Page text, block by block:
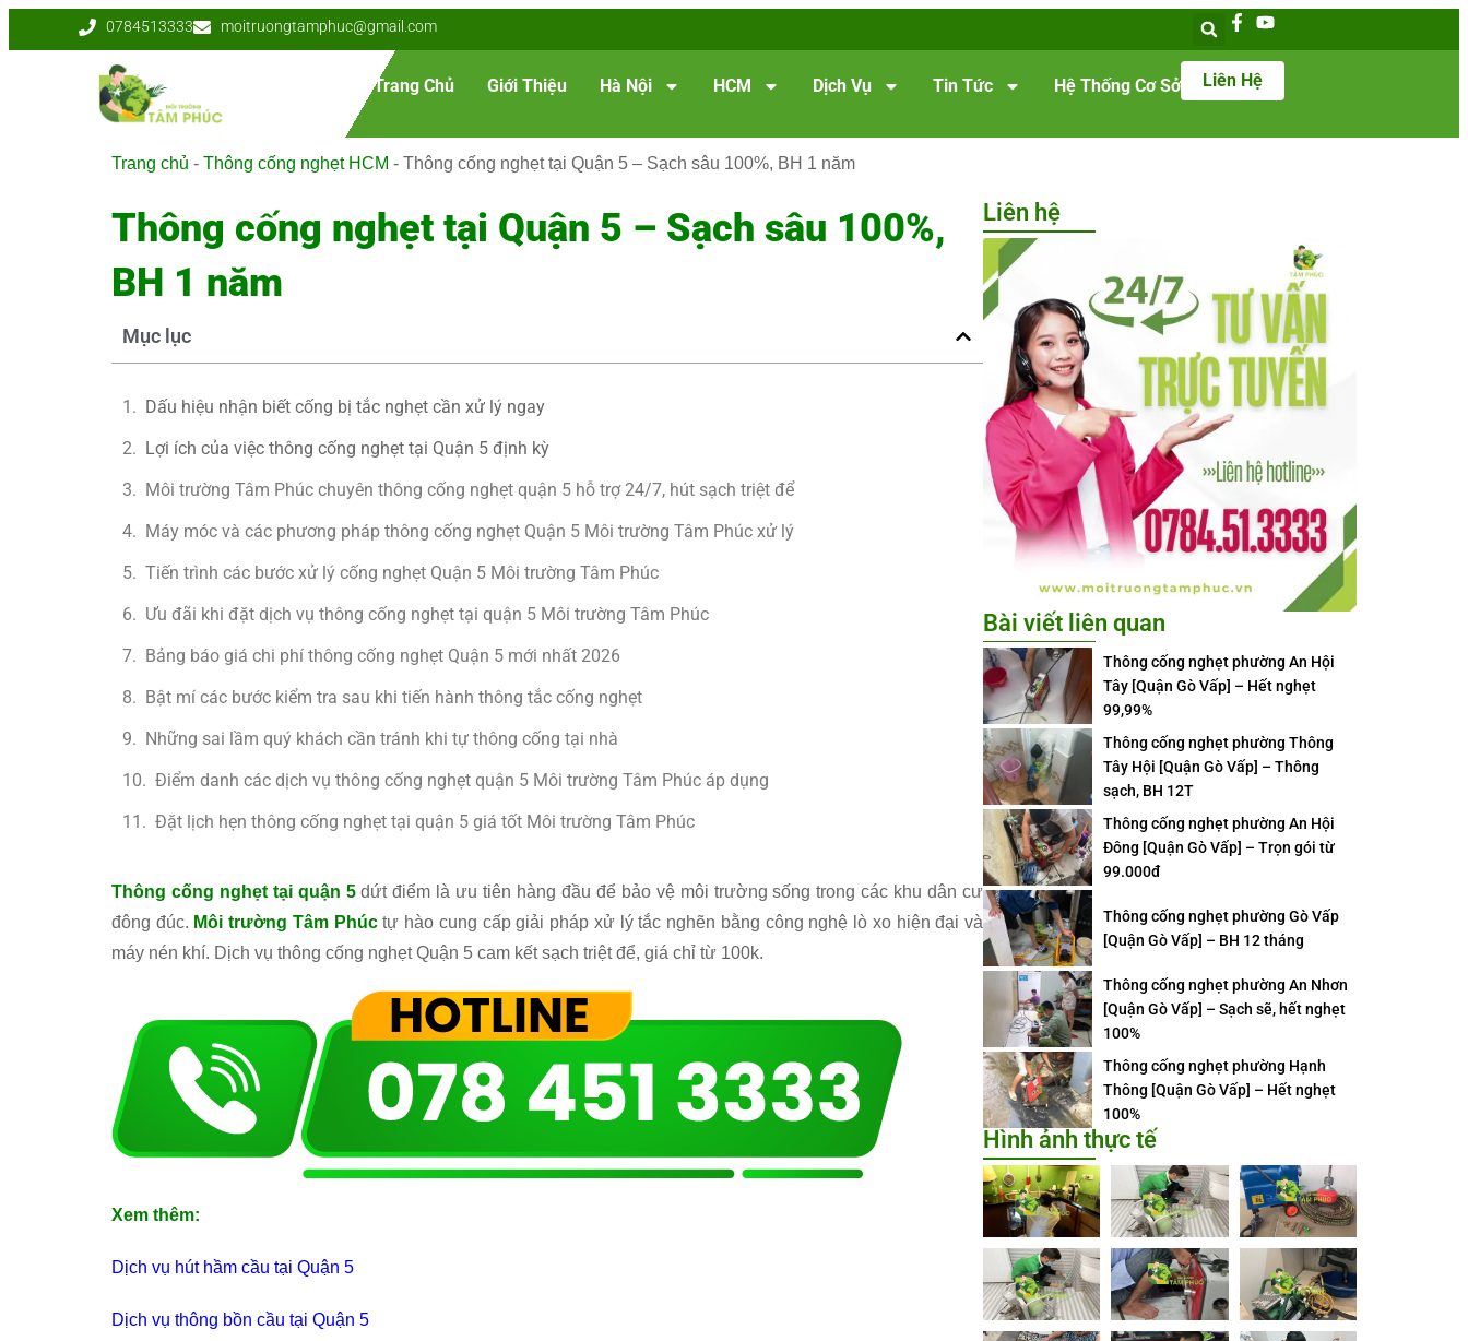
0784513333 moitruongtamphuc@gmail.com
Trang Chủ Giới Thiệu Hà Nội HCM Dịch Vụ Tin Tức Hệ Thống Cơ Sở Liên Hệ
Trang chủ - Thông cống nghẹt HCM - Thông cống nghẹt tại Quận 5 – Sạch sâu 100%, BH 1 năm
Thông cống nghẹt tại Quận 5 – Sạch sâu 100%,
BH 1 năm
Mục lục
Dấu hiệu nhận biết cống bị tắc nghẹt cần xử lý ngay
Lợi ích của việc thông cống nghẹt tại Quận 5 định kỳ
Môi trường Tâm Phúc chuyên thông cống nghẹt quận 5 hỗ trợ 24/7, hút sạch triệt để
Máy móc và các phương pháp thông cống nghẹt Quận 5 Môi trường Tâm Phúc xử lý
Tiến trình các bước xử lý cống nghẹt Quận 5 Môi trường Tâm Phúc
Ưu đãi khi đặt dịch vụ thông cống nghẹt tại quận 5 Môi trường Tâm Phúc
Bảng báo giá chi phí thông cống nghẹt Quận 5 mới nhất 2026
Bật mí các bước kiểm tra sau khi tiến hành thông tắc cống nghẹt
Những sai lầm quý khách cần tránh khi tự thông cống tại nhà
Điểm danh các dịch vụ thông cống nghẹt quận 5 Môi trường Tâm Phúc áp dụng
Đặt lịch hẹn thông cống nghẹt tại quận 5 giá tốt Môi trường Tâm Phúc
Thông cống nghẹt tại quận 5dứt điểm là ưu tiên hàng đầu để bảo vệ môi trường sống trong các khu dân cư
đông đúc. Môi trường Tâm Phúctự hào cung cấp giải pháp xử lý tắc nghẽn bằng công nghệ lò xo hiện đại và
máy nén khí. Dịch vụ thông cống nghẹt Quận 5 cam kết sạch triệt để, giá chỉ từ 100k.
Xem thêm:
Dịch vụ hút hầm cầu tại Quận 5
Dịch vụ thông bồn cầu tại Quận 5
Liên hệ
Bài viết liên quan
Thông cống nghẹt phường An Hội
Tây [Quận Gò Vấp] – Hết nghẹt
99,99%
Thông cống nghẹt phường Thông
Tây Hội [Quận Gò Vấp] – Thông
sạch, BH 12T
Thông cống nghẹt phường An Hội
Đông [Quận Gò Vấp] – Trọn gói từ
99.000đ
Thông cống nghẹt phường Gò Vấp
[Quận Gò Vấp] – BH 12 tháng
Thông cống nghẹt phường An Nhơn
[Quận Gò Vấp] – Sạch sẽ, hết nghẹt
100%
Thông cống nghẹt phường Hạnh
Thông [Quận Gò Vấp] – Hết nghẹt
100%
Hình ảnh thực tế